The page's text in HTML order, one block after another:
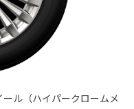
ル（ハイパークロームメ